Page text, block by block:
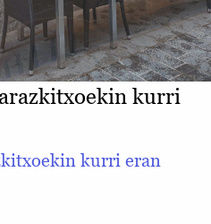
kurri
kurri eran